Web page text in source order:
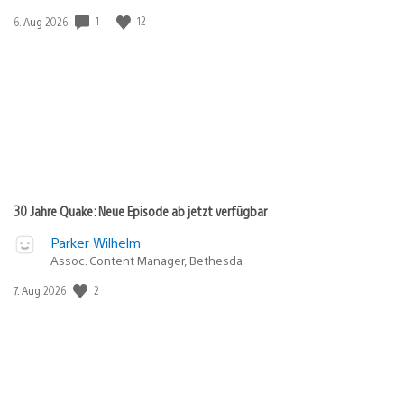
Veröffentlichungsdatum:
6. Aug 2026 1 12
30 Jahre Quake: Neue Episode ab jetzt verfügbar
Parker Wilhelm
Assoc. Content Manager, Bethesda
Veröffentlichungsdatum:
7. Aug 2026 2